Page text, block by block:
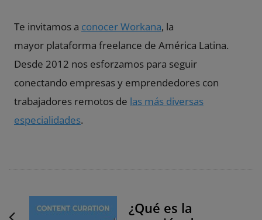
Te invitamos a conocer Workana, la
mayor plataforma freelance de América Latina.
Desde 2012 nos esforzamos para seguir
conectando empresas y emprendedores con
trabajadores remotos de las más diversas
especialidades.
¿Qué es la